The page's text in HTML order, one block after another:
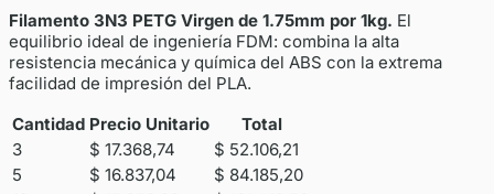
Filamento 3N3 PETG Virgen de 1.75mm por 1kg. El
equilibrio ideal de ingeniería FDM: combina la alta
resistencia mecánica y química del ABS con la extrema
facilidad de impresión del PLA.
Cantidad Precio Unitario
Total
3
$ 17.368,74
$ 52.106,21
5
$ 16.837,04
$ 84.185,20